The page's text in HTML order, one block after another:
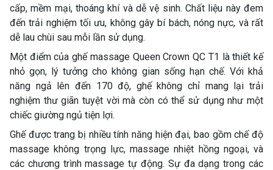
cấp, mềm mại, thoáng khí và dễ vệ sinh. Chất liệu này đem
đến trải nghiệm tối ưu, không gây bí bách, nóng nực, và rất
dễ lau chùi sau mỗi lần sử dụng.
Một điểm của ghế massage Queen Crown QC T1 là thiết kế
nhỏ gọn, lý tưởng cho không gian sống hạn chế. Với khả
năng ngả lên đến 170 độ, ghế không chỉ mang lại trải
nghiệm thư giãn tuyệt vời mà còn có thể sử dụng như một
chiếc giường ngủ tiện lợi.
Ghế được trang bị nhiều tính năng hiện đại, bao gồm chế độ
massage không trọng lực, massage nhiệt hồng ngoại, và
các chương trình massage tự động. Sự đa dạng trong các